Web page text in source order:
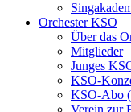
Orchester KSO
Über das
Mitglieder
Junges
KSO-
KSO-Abo